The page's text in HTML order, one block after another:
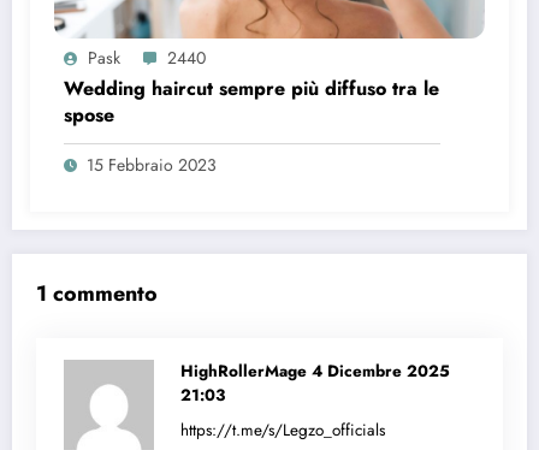
Pask 2440
Wedding haircut sempre più diffuso tra le
spose
15 Febbraio 2023
1 commento
HighRollerMage 4 Dicembre 2025
21:03
https://t.me/s/Legzo_officials